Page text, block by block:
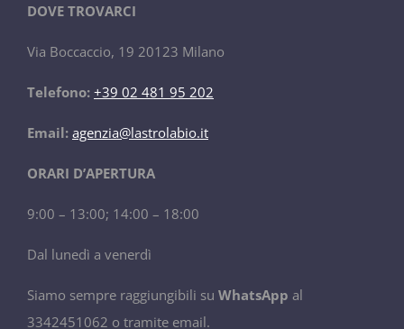
DOVE TROVARCI
Via Boccaccio, 19 20123 Milano
Telefono: +39 02 481 95 202
Email: agenzia@lastrolabio.it
ORARI D’APERTURA
9:00 – 13:00; 14:00 – 18:00
Dal lunedì a venerdì
Siamo sempre raggiungibili su WhatsApp al
3342451062 o tramite email.